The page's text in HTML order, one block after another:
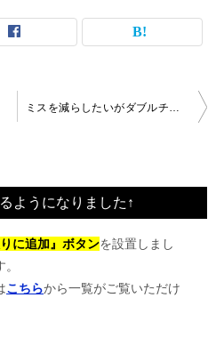
ようになりました↑
りに追加』ボタンを設置しまし
こちらから一覧がご覧いただけ